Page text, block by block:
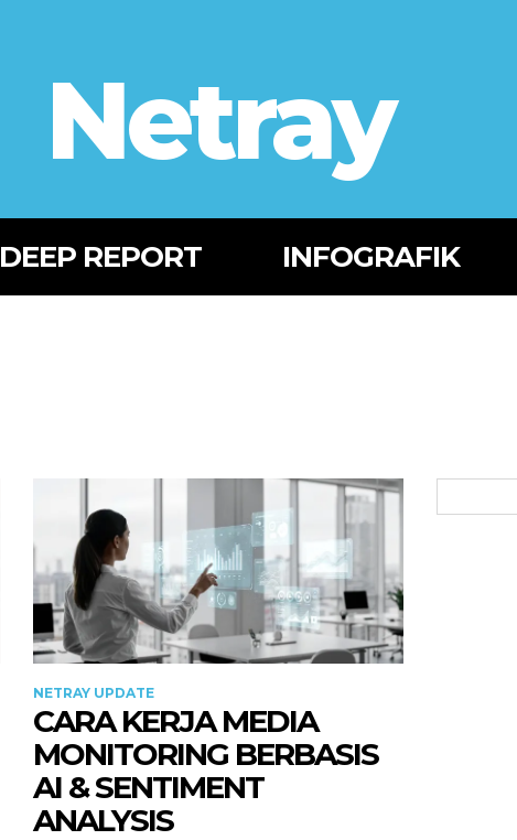
Netray
DEEP REPORT INFOGRAFIK
NETRAY UPDATE
CARA KERJA MEDIA
MONITORING BERBASIS
AI & SENTIMENT
ANALYSIS